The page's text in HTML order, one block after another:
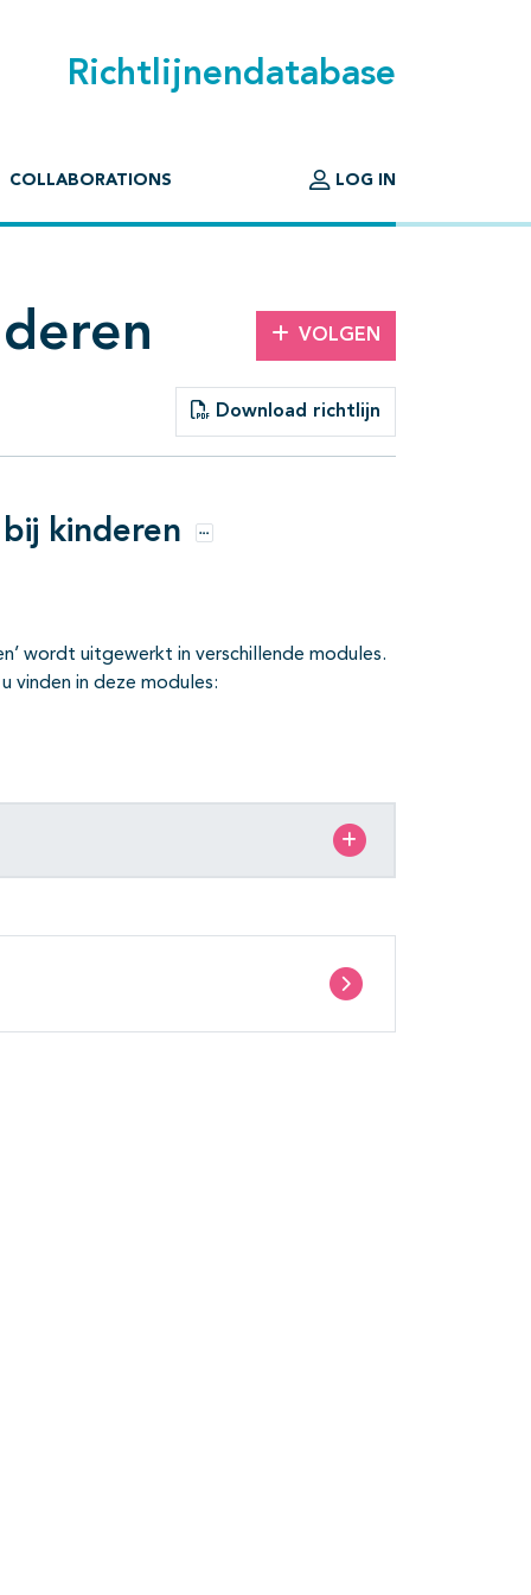
Richtlijnendatabase
COLLABORATIONS LOG IN
VOLGEN
Download richtlijn
kinderen Opties
wordt uitgewerkt in verschillende modules.
vinden in deze modules: